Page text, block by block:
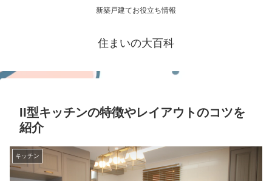
新築戸建てお役立ち情報
住まいの大百科
II型キッチンの特徴やレイアウトのコツを
紹介
キッチン